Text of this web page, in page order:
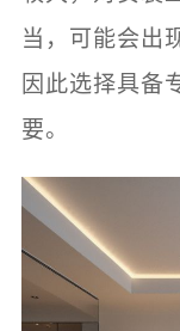
当，可能会出
因此选择具备
要。